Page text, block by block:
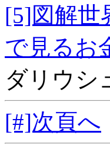
[5]図解
で見る
ダリウシ
[#]次頁へ